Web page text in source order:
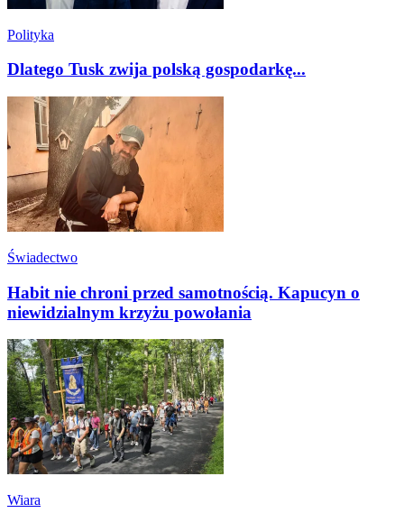
Polityka
Dlatego Tusk zwija polską gospodarkę...
Świadectwo
Habit nie chroni przed samotnością. Kapucyn o
niewidzialnym krzyżu powołania
Wiara